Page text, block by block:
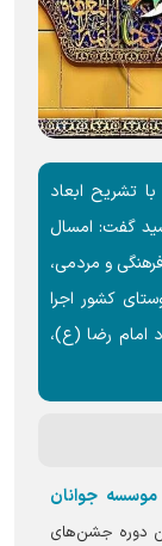
تشریح ابعاد
گفت: امسال
و مردمی،
برنامه را در ۷۱۲ شهر و ۸۹۶ روستای کشور اجرا
امام رضا (ع)،
موسسه جوانان
دوره جشن‌های